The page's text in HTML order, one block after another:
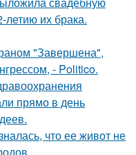
их брака.
"Завершена",
- Politico.
прямо в день
что ее живот не